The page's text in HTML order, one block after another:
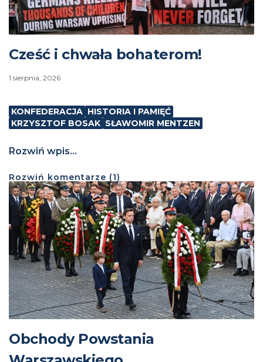
Cześć i chwała bohaterom!
1 sierpnia, 2026
KONFEDERACJA HISTORIA I PAMIĘĆ
KRZYSZTOF BOSAK SŁAWOMIR MENTZEN
Rozwiń wpis...
Rozwiń komentarze (1)
Obchody Powstania